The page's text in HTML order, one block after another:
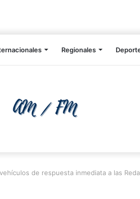
Regionales
de respuesta inmediata a las